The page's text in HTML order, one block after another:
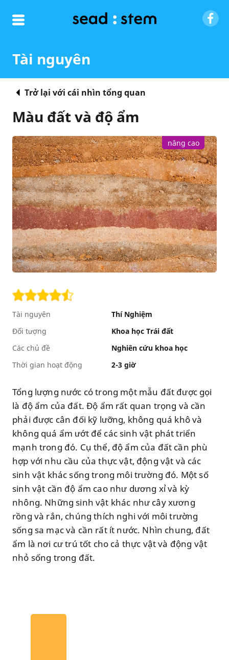
Tài nguyên
Trở lại với cái nhìn tổng quan
Màu đất và độ ẩm
nâng cao
Tài nguyên
Thí Nghiệm
Đối tượng
Khoa học Trái đất
Các chủ đề
Nghiên cứu khoa học
Thời gian hoạt động
2-3 giờ
Tổng lượng nước có trong một mẫu đất được gọi
là độ ẩm của đất. Độ ẩm rất quan trọng và cần
phải được cân đối kỹ lưỡng, không quá khô và
không quá ẩm ướt để các sinh vật phát triển
mạnh trong đó. Cụ thể, độ ẩm của đất cần phù
hợp với nhu cầu của thực vật, động vật và các
sinh vật khác sống trong môi trường đó. Một số
sinh vật cần độ ẩm cao như dương xỉ và kỳ
nhông. Những sinh vật khác như cây xương
rồng và rắn, chúng thích nghi với môi trường
sống sa mạc và cần rất ít nước. Nhìn chung, đất
ẩm là nơi cư trú tốt cho cả thực vật và động vật
nhỏ sống trong đất.